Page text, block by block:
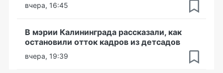
вчера, 16:45
В мэрии Калининграда рассказали, как
остановили отток кадров из детсадов
вчера, 19:39